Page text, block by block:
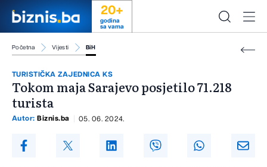
20+
godina
sa vama
Početna Vijesti BiH
TURISTIČKA ZAJEDNICA KS
Tokom maja Sarajevo posjetilo 71.218
turista
Autor: Biznis.ba 05. 06. 2024.